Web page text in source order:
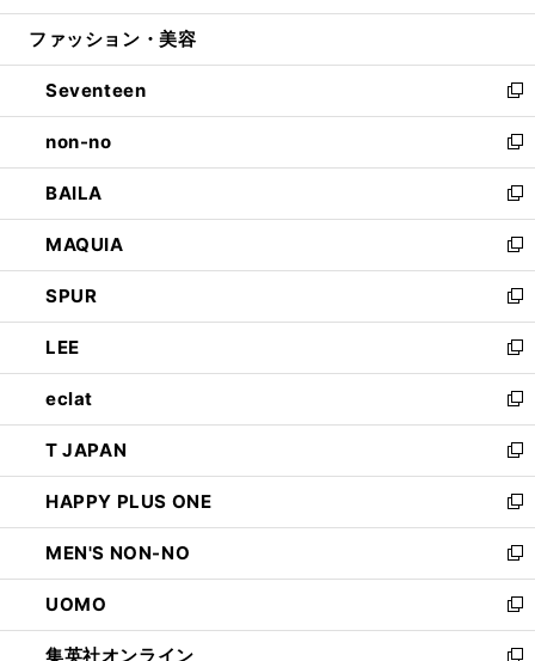
開
ウ
開
く
ン
ウ
で
開
く
ウ
ン
ド
ウ
で
開
く
ファッション・美容
Seventeen
新
し
い
ウ
ィ
ン
ド
ウ
で
開
く
non-no
新
し
い
ウ
ィ
ン
ド
ウ
で
開
く
BAILA
新
し
い
ウ
ィ
ン
ド
ウ
で
開
く
MAQUIA
新
し
い
ウ
ィ
ン
ド
ウ
で
開
く
SPUR
新
し
い
ウ
ィ
ン
ド
ウ
で
開
く
LEE
新
し
い
ウ
ィ
ン
ド
ウ
で
開
く
eclat
新
し
い
ウ
ィ
ン
ド
ウ
で
開
く
T JAPAN
新
し
い
ウ
ィ
ン
ド
ウ
で
HAPPY PLUS ONE
新
し
い
ウ
ィ
ン
MEN'S NON-NO
新
し
い
ウ
UOMO
新
し
集英社オンライン